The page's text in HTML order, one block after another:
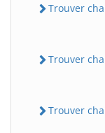
Trouver
Trouver
Trouver